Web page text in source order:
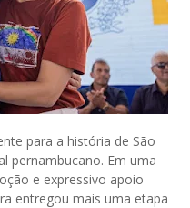
para a história de São
pernambucano. Em uma
e expressivo apoio
entregou mais uma etapa